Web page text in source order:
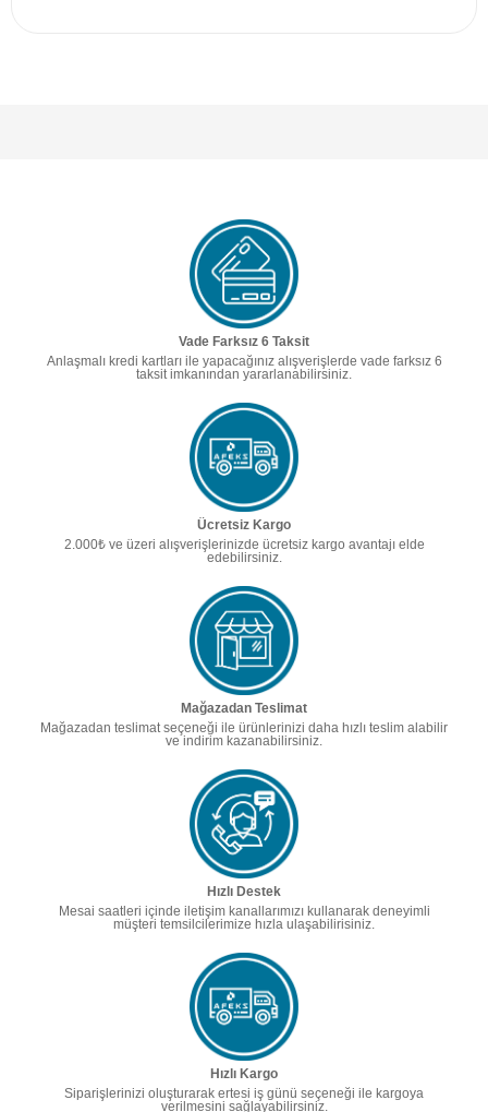
Vade Farksız 6 Taksit
Anlaşmalı kredi kartları ile yapacağınız alışverişlerde vade farksız 6
taksit imkanından yararlanabilirsiniz.
Ücretsiz Kargo
2.000₺ ve üzeri alışverişlerinizde ücretsiz kargo avantajı elde
edebilirsiniz.
Mağazadan Teslimat
Mağazadan teslimat seçeneği ile ürünlerinizi daha hızlı teslim alabilir
ve indirim kazanabilirsiniz.
Hızlı Destek
Mesai saatleri içinde iletişim kanallarımızı kullanarak deneyimli
müşteri temsilcilerimize hızla ulaşabilirisiniz.
Hızlı Kargo
Siparişlerinizi oluşturarak ertesi iş günü seçeneği ile kargoya
verilmesini sağlayabilirsiniz.